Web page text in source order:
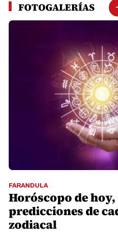
FOTOGALERÍAS
FARANDULA
Horóscopo de hoy,
predicciones de
zodiacal